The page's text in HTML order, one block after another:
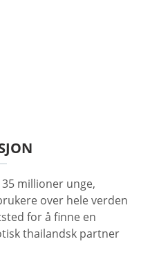
millioner unge,
over hele verden
for å finne en
thailandsk partner